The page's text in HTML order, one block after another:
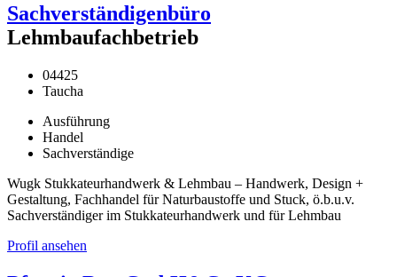
Sachverständigenbüro
Lehmbaufachbetrieb
04425
Taucha
Ausführung
Handel
Sachverständige
Wugk Stukkateurhandwerk & Lehmbau – Handwerk, Design +
Gestaltung, Fachhandel für Naturbaustoffe und Stuck, ö.b.u.v.
Sachverständiger im Stukkateurhandwerk und für Lehmbau
Profil ansehen